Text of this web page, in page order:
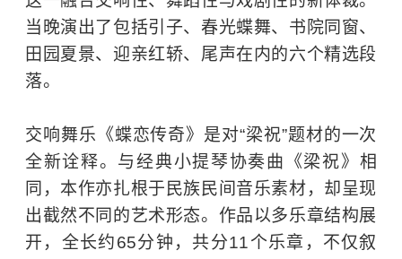
当晚演出了包括引子、春光蝶舞、书院同窗、
田园夏景、迎亲红轿、尾声在内的六个精选段
落。
交响舞乐《蝶恋传奇》是对“梁祝”题材的一次
全新诠释。与经典小提琴协奏曲《梁祝》相
同，本作亦扎根于民族民间音乐素材，却呈现
出截然不同的艺术形态。作品以多乐章结构展
开，全长约65分钟，共分11个乐章，不仅叙